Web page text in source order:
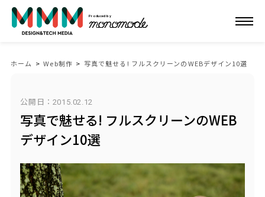
Produced by
ホーム > Web制作 > 写真で魅せる! フルスクリーンのWEBデザイン10選
公開日： 2015.02.12
写真で魅せる! フルスクリーンのWEB
デザイン10選